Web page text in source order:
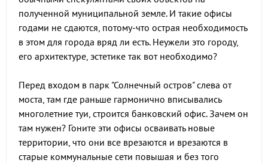
полученной муниципальной земле. И такие офисы
годами не сдаются, потому-что острая необходимость
в этом для города вряд ли есть. Неужели это городу,
его архитектуре, эстетике так вот необходимо?
Перед входом в парк "Солнечный остров" слева от
моста, там где раньше гармонично вписывались
многолетние туи, строится банковский офис. Зачем он
там нужен? Гоните эти офисы осваивать новые
территории, что они все врезаются и врезаются в
старые коммунальные сети повышая и без того